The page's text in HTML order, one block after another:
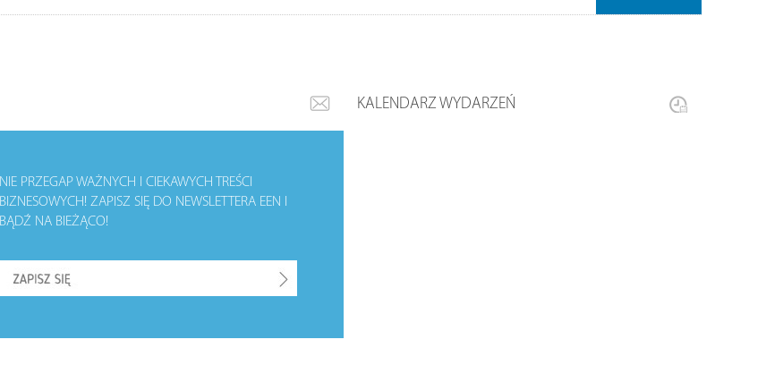
NIE PRZEGAP WAŻNYCH I CIEKAWYCH TREŚCI
BIZNESOWYCH! ZAPISZ SIĘ DO NEWSLETTERA EEN I
BĄDŹ NA BIEŻĄCO!
KALENDARZ WYDARZEŃ